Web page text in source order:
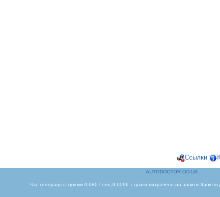
Ссылки
AUTODOCTOR.OD.UA
Час генерації сторінки:0.6807 сек.,0.0096 з цього витрачено на